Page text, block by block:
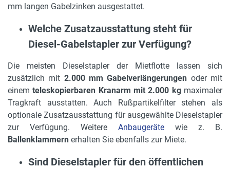
mm langen Gabelzinken ausgestattet.
Welche Zusatzausstattung steht für
Diesel-Gabelstapler zur Verfügung?
Die meisten Dieselstapler der Mietflotte lassen sich
zusätzlich mit 2.000 mm Gabelverlängerungen oder mit
einemteleskopierbaren Kranarm mit 2.000 kgmaximaler
Tragkraft ausstatten. Auch Rußpartikelfilter stehen als
optionale Zusatzausstattung für ausgewählte Dieselstapler
zur Verfügung. Weitere Anbaugeräte wie z. B.
Ballenklammern erhalten Sie ebenfalls zur Miete.
Sind Dieselstapler für den öffentlichen